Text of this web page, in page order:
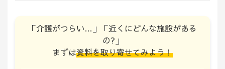
「介護がつらい…」「近くにどんな施設がある
の?」
まずは資料を取り寄せてみよう！